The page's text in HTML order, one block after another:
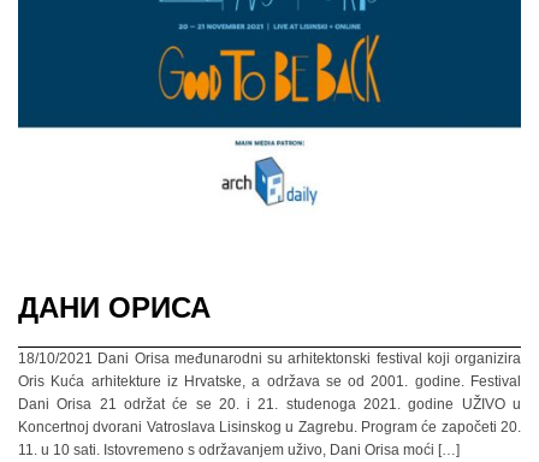
ДАНИ ОРИСА
18/10/2021 Dani Orisa međunarodni su arhitektonski festival koji organizira
Oris Kuća arhitekture iz Hrvatske, a održava se od 2001. godine. Festival
Dani Orisa 21 održat će se 20. i 21. studenoga 2021. godine UŽIVO u
Koncertnoj dvorani Vatroslava Lisinskog u Zagrebu. Program će započeti 20.
11. u 10 sati. Istovremeno s održavanjem uživo, Dani Orisa moći […]